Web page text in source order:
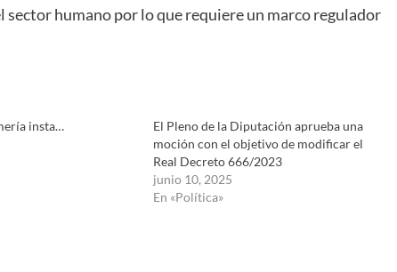
humano por lo que requiere un marco regulador
insta…
El Pleno de la Diputación aprueba una
moción con el objetivo de modificar el
Real Decreto 666/2023
junio 10, 2025
En «Política»